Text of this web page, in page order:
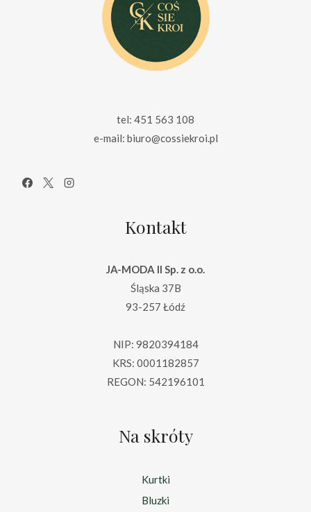
tel: 451 563 108
e-mail: biuro@cossiekroi.pl
Kontakt
JA-MODA II Sp. z o.o.
Śląska 37B
93-257 Łódź
NIP: 9820394184
KRS: 0001182857
REGON: 542196101
Na skróty
Kurtki
Bluzki